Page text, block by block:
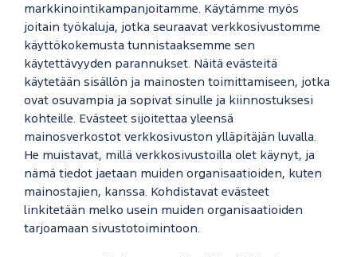
markkinointikampanjoitamme. Käytämme myös
joitain työkaluja, jotka seuraavat verkkosivustomme
käyttökokemusta tunnistaaksemme sen
käytettävyyden parannukset. Näitä evästeitä
käytetään sisällön ja mainosten toimittamiseen, jotka
ovat osuvampia ja sopivat sinulle ja kiinnostuksesi
kohteille. Evästeet sijoitettaa yleensä
mainosverkostot verkkosivuston ylläpitäjän luvalla.
He muistavat, millä verkkosivustoilla olet käynyt, ja
nämä tiedot jaetaan muiden organisaatioiden, kuten
mainostajien, kanssa. Kohdistavat evästeet
linkitetään melko usein muiden organisaatioiden
tarjoamaan sivustotoimintoon.